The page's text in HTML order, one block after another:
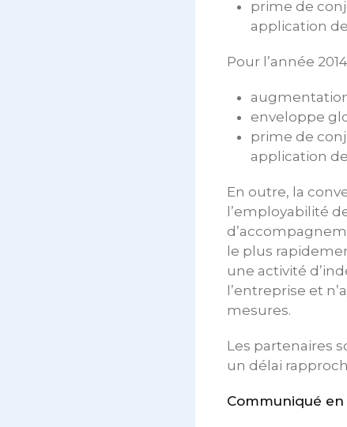
prime de
application
Pour l’année
enveloppe
prime de
application
En outre, la
l’employabilité
le plus
une activité
l’entreprise et
mesures.
Les partenaires
un délai
Communiqué en